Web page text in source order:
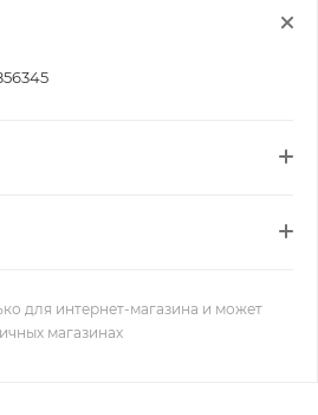
для интернет-магазина и может
магазинах